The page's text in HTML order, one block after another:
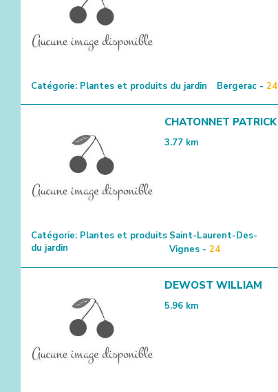
Catégorie: Plantes et produits du jardin Bergerac - 24
CHATONNET PATRICK
3.77 km
Catégorie: Plantes et produits
du jardin
Saint-Laurent-Des-
Vignes - 24
DEWOST WILLIAM
5.96 km